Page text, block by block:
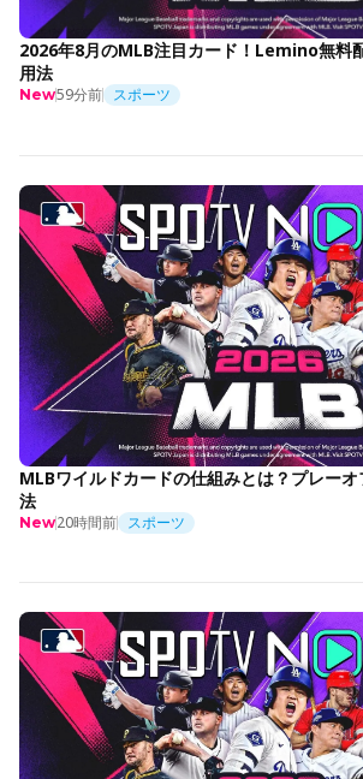
2026年8月のMLB注目カード！Lemino無料
用法
New59分前 スポーツ
MLBワイルドカードの仕組みとは？プレー
法
New20時間前 スポーツ